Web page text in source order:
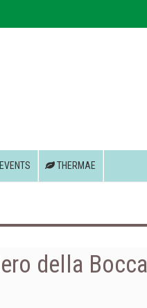
EVENTS THERMAE
della